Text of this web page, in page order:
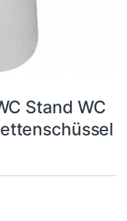
Stand WC